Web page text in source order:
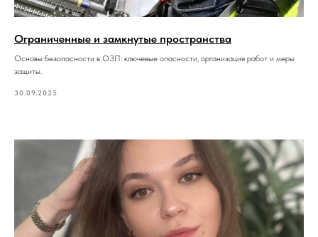
Ограниченные и замкнутые пространства
Основы безопасности в ОЗП: ключевые опасности, организация работ и меры
защиты.
30.09.2025